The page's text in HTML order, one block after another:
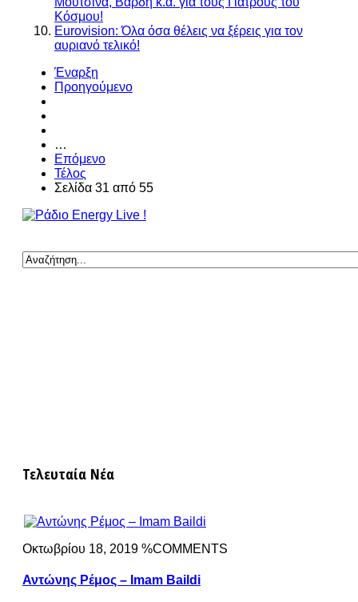
Κόσμου!
Eurovision: Όλα όσα θέλεις να ξέρεις για τον
αυριανό τελικό!
Έναρξη
Προηγούμενο
…
Επόμενο
Τέλος
Σελίδα 31 από 55
Τελευταία Νέα
Οκτωβρίου 18, 2019 %COMMENTS
Αντώνης Ρέμος – Imam Baildi